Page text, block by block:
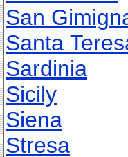
San
Santa
Sardinia
Sicily
Siena
Stresa